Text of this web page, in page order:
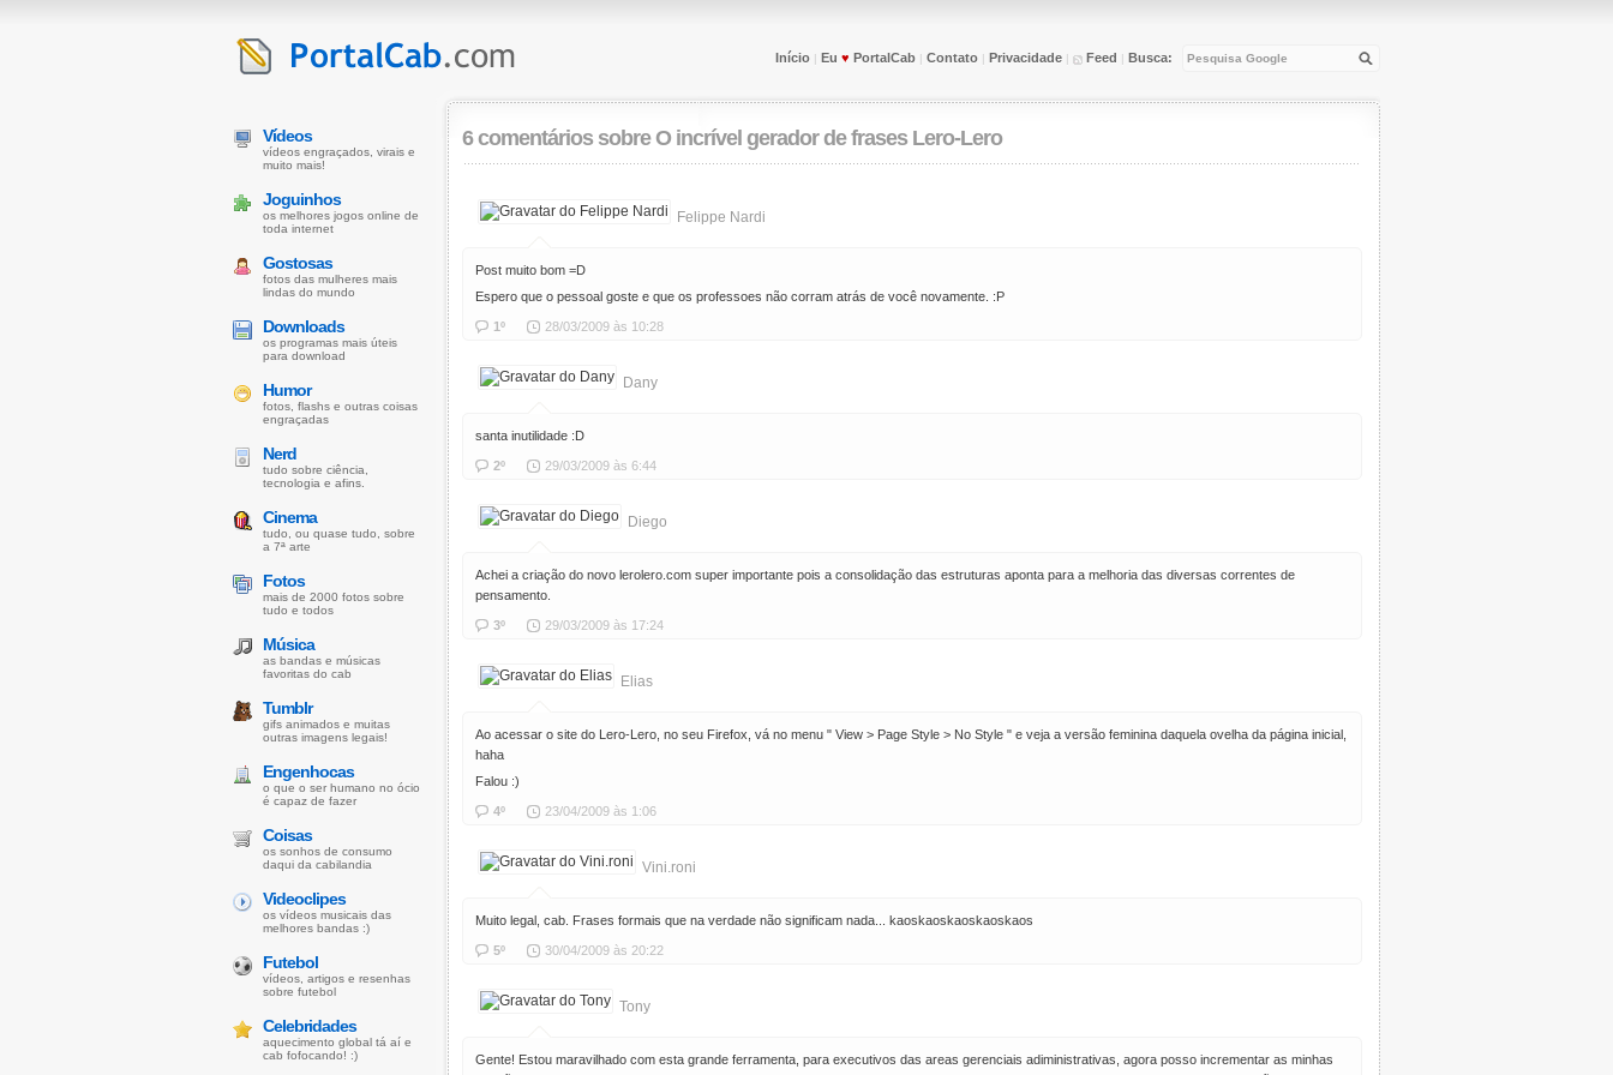
Início | Eu ♥ PortalCab | Contato | Privacidade | Feed | Busca:
6 comentários sobre O incrível gerador de frases Lero-Lero
Felippe Nardi
Post muito bom =D
Espero que o pessoal goste e que os professoes não corram atrás de você novamente. :P
1º 28/03/2009 às 10:28
Dany
santa inutilidade :D
2º 29/03/2009 às 6:44
Diego
Achei a criação do novo lerolero.com super importante pois a consolidação das estruturas aponta para a melhoria das diversas correntes de
pensamento.
3º 29/03/2009 às 17:24
Elias
Ao acessar o site do Lero-Lero, no seu Firefox, vá no menu " View > Page Style > No Style " e veja a versão feminina daquela ovelha da página inicial,
haha
Falou :)
4º 23/04/2009 às 1:06
Vini.roni
Muito legal, cab. Frases formais que na verdade não significam nada... kaoskaoskaoskaoskaos
5º 30/04/2009 às 20:22
Tony
Gente! Estou maravilhado com esta grande ferramenta, para executivos das areas gerenciais adiministrativas, agora posso incrementar as minhas
Vídeos
vídeos engraçados, virais e
muito mais!
Joguinhos
os melhores jogos online de
toda internet
Gostosas
fotos das mulheres mais
lindas do mundo
Downloads
os programas mais úteis
para download
Humor
fotos, flashs e outras coisas
engraçadas
Nerd
tudo sobre ciência,
tecnologia e afins.
Cinema
tudo, ou quase tudo, sobre
a 7ª arte
Fotos
mais de 2000 fotos sobre
tudo e todos
Música
as bandas e músicas
favoritas do cab
Tumblr
gifs animados e muitas
outras imagens legais!
Engenhocas
o que o ser humano no ócio
é capaz de fazer
Coisas
os sonhos de consumo
daqui da cabilandia
Videoclipes
os vídeos musicais das
melhores bandas :)
Futebol
vídeos, artigos e resenhas
sobre futebol
Celebridades
aquecimento global tá aí e
cab fofocando! :)